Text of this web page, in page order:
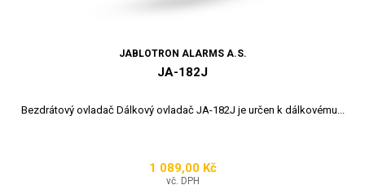
JABLOTRON ALARMS A.S.
JA-182J
Bezdrátový ovladač Dálkový ovladač JA-182J je určen k dálkovému...
Cena
1 089,00 Kč
vč. DPH